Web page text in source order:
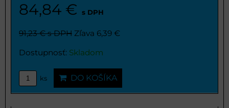
84,84 € s DPH
91,23 €s DPH Zľava 6,39 €
Dostupnosť: Skladom
ks DO KOŠÍKA